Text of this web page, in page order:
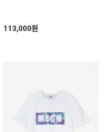
113,000원